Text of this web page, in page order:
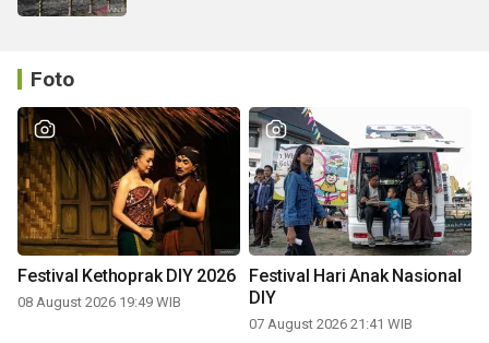
Foto
Festival Kethoprak DIY 2026
08 August 2026 19:49 WIB
Festival Hari Anak Nasional
DIY
07 August 2026 21:41 WIB